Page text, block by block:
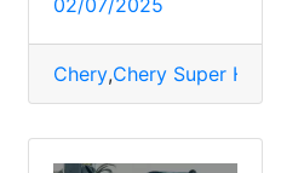
Híbridos,Optimizar,útil,
Chery,Chery Super